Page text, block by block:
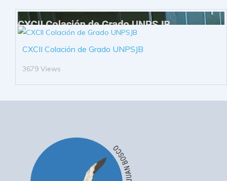
CXCII Colación de Grado UNPSJB
3679 Views